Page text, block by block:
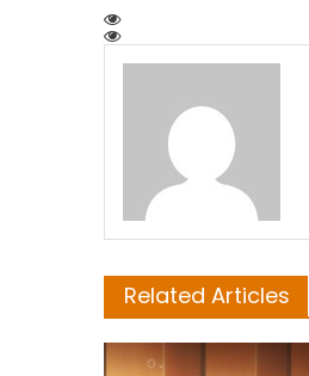
Related Articles